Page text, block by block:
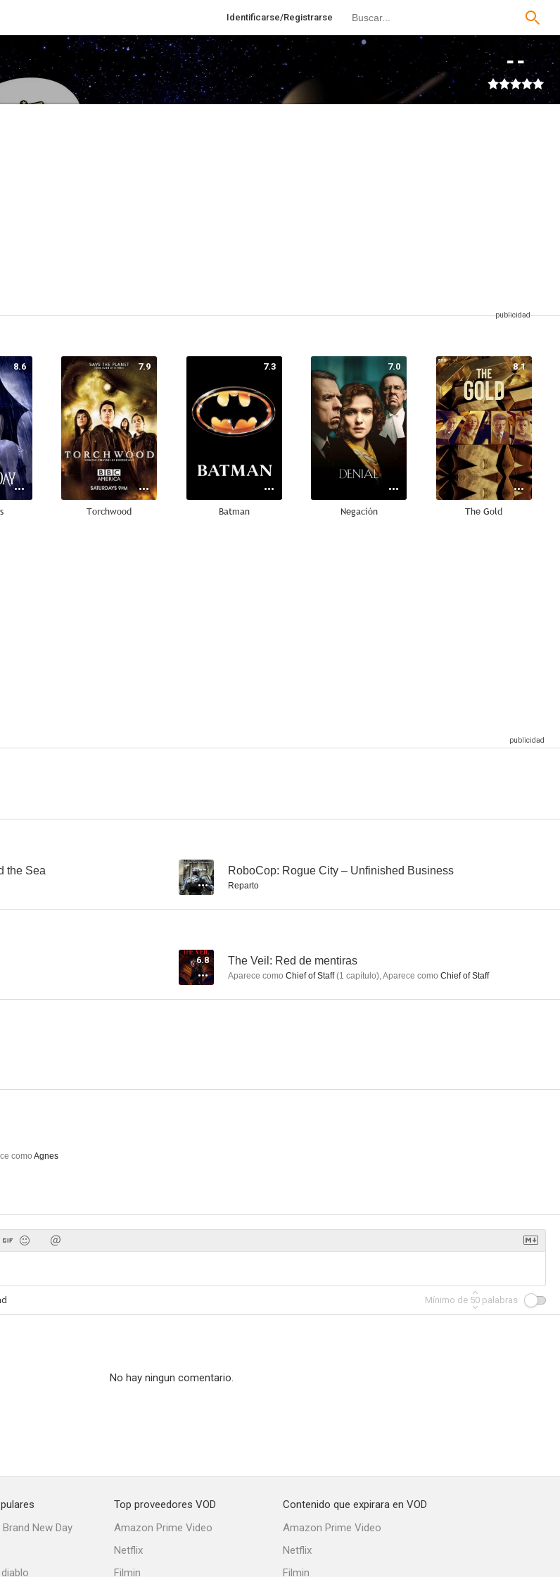
Identificarse/Registrarse
--
8.6 7.9
Torchwood
7.3
Batman
7.0
Negación
8.1
The Gold
the Sea -- RoboCop: Rogue City – Unfinished Business
Reparto
6.8 The Veil: Red de mentiras
Aparece como Chief of Staff(1 capítulo),Aparece como Chief of Staff
como Agnes
Mínimo de 50 palabras
No hay ningun comentario.
New Day
Top proveedores VOD
Amazon Prime Video
Netflix
Filmin
Contenido que expirara en VOD
Amazon Prime Video
Netflix
Filmin